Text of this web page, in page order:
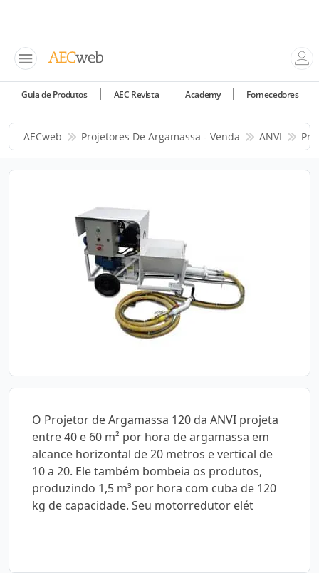
Guia de Produtos AEC Revista Academy Fornecedores
AECweb Projetores De Argamassa - Venda ANVI
O Projetor de Argamassa 120 da ANVI projeta
entre 40 e 60 m² por hora de argamassa em
alcance horizontal de 20 metros e vertical de
10 a 20. Ele também bombeia os produtos,
produzindo 1,5 m³ por hora com cuba de 120
kg de capacidade. Seu motorredutor elét